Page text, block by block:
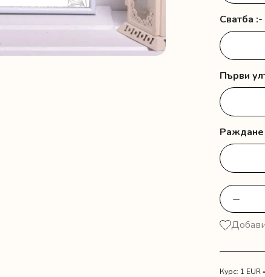
Сватба :-
Първи
Раждане
за
Постер
−
Курс: 1 EUR